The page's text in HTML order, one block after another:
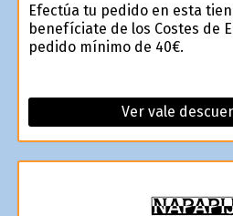
Efectúa tu pedido en esta
benefíciate de los Costes de
pedido mínimo de 40€.
Ver vale